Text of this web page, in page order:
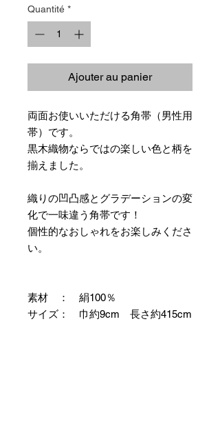
Quantité *
Ajouter au panier
両面お使いいただける角帯（男性用
帯）です。
黒木織物ならではの楽しい色と柄を
揃えました。
織りの凹凸感とグラデーションの変
化で一味違う角帯です！
個性的なおしゃれをお楽しみくださ
い。
素材 ： 絹100％
サイズ： 巾約9cm 長さ約415cm